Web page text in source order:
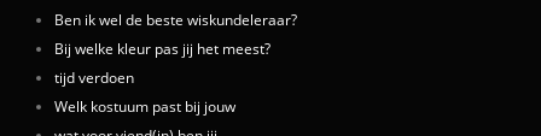
Ben ik wel de beste wiskundeleraar?
Bij welke kleur pas jij het meest?
tijd verdoen
Welk kostuum past bij jouw